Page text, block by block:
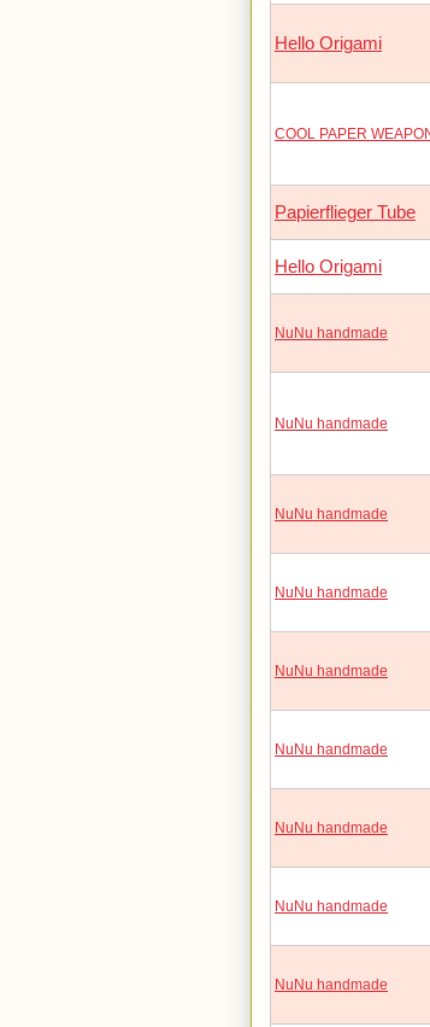
Hello Origami
COOL PAPER
Papierflieger Tube
Hello Origami
NuNu handmade
NuNu handmade
NuNu handmade
NuNu handmade
NuNu handmade
NuNu handmade
NuNu handmade
NuNu handmade
NuNu handmade